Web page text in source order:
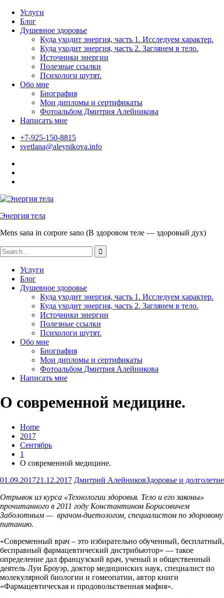
Skip
content
Услуги
Блог
Душевное здоровье
Куда уходит энергия, часть 1. Исследуем характер.
Куда уходит энергия, часть 2. Заглянем в тело.
Источники энергии
Полезные ссылки
Психологи шутят.
Обо мне
Биография
Мои дипломы и сертификаты
Фотоальбом Дмитрия Алейникова
Написать мне
+7-925-150-8815
svetlana@aleynikova.info
Сайт
Энергия тела
Mens sana in corpore sano (В здоровом теле — здоровый дух)
Search
for:
Услуги
Блог
Душевное здоровье
Куда уходит энергия, часть 1. Исследуем характер.
Куда уходит энергия, часть 2. Заглянем в тело.
Источники энергии
Полезные ссылки
Психологи шутят.
Обо мне
Биография
Мои дипломы и сертификаты
Фотоальбом Дмитрия Алейникова
Написать мне
О современной медицине.
Home
2017
Сентябрь
1
О современной медицине.
01.09.201721.12.2017 Дмитрий АлейниковЗдоровье и долголетие
Отрывок из курса «Технологии здоровья. Тело и его законы»
прочитанного в 2011 году Константином Борисовичем
Заболотным — врачом-диетологом, специалистом по здоровому
питанию.
«Современный врач – это избирательно обученный, бесплатный,
бесправный фармацевтический дистрибьютор» — такое
определение дал французский врач, ученый и общественный
деятель Луи Броуэр, доктор медицинских наук, специалист по
молекулярной биологии и гомеопатии, автор книги
«Фармацевтическая и продовольственная мафия».